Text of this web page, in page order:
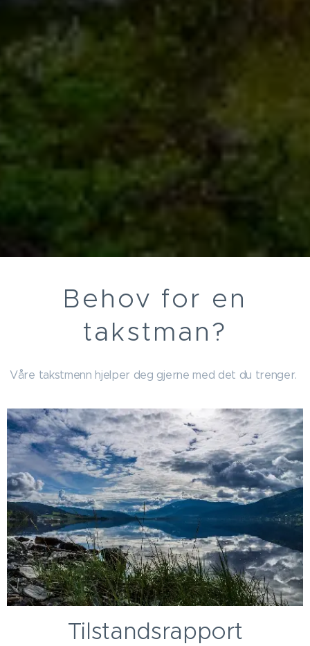
Behov for en
takstman?
Våre takstmenn hjelper deg gjerne med det du trenger.
Tilstandsrapport